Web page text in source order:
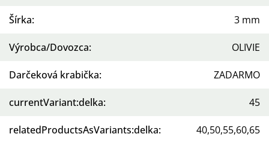
Šírka: 3 mm
Výrobca/Dovozca: OLIVIE
Darčeková krabička: ZADARMO
currentVariant:delka: 45
relatedProductsAsVariants:delka: 40,50,55,60,65